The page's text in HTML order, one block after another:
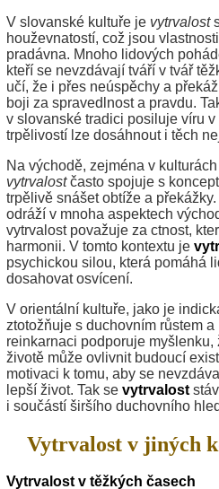
V slovanské kultuře je vytrvalost
houževnatostí, což jsou
pradávna. Mnoho lidových
kteří se nevzdávají tváří v tvář
učí, že i přes neúspěchy a
boji za spravedlnost a pravdu.
v slovanské tradici posiluje víru
trpělivostí lze dosáhnout i těch
Na východě, zejména v
vytrvalostčasto spojuje s
trpělivě snášet obtíže a
odráží v mnoha aspektech
vytrvalost považuje za ctnost,
harmonii. V tomto kontextu je
psychickou silou, která pomáhá
dosahovat osvícení.
V orientální kultuře, jako je
ztotožňuje s duchovním růstem
reinkarnaci podporuje
životě může ovlivnit budoucí
motivaci k tomu, aby se
lepší život. Tak se vytrvalost
i součástí širšího duchovního
Vytrvalost v jiných
Vytrvalost v těžkých časech